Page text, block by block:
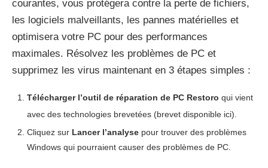
courantes, vous protégera contre la perte de fichiers,
les logiciels malveillants, les pannes matérielles et
optimisera votre PC pour des performances
maximales. Résolvez les problèmes de PC et
supprimez les virus maintenant en 3 étapes simples :
Télécharger l’outil de réparation de PC Restoro qui vient
avec des technologies brevetées (brevet disponible ici).
Cliquez sur Lancer l’analyse pour trouver des problèmes
Windows qui pourraient causer des problèmes de PC.